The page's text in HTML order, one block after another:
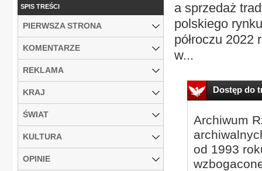
a sprzedaż
polskiego
półroczu 2022
w...
Dostęp do
Archiwum
od 1993
SPIS TREŚCI
PIERWSZA STRONA
KOMENTARZE
REKLAMA
KRAJ
ŚWIAT
KULTURA
OPINIE